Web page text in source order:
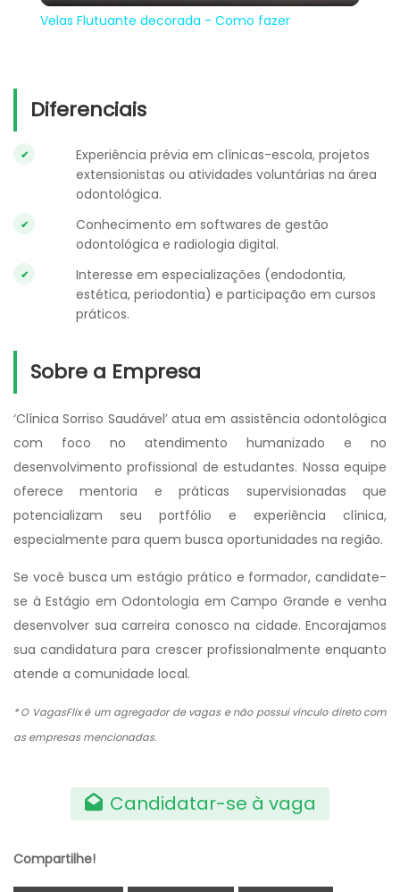
Velas Flutuante decorada - Como fazer
Diferenciais
Experiência prévia em clínicas-escola, projetos
extensionistas ou atividades voluntárias na área
odontológica.
Conhecimento em softwares de gestão
odontológica e radiologia digital.
Interesse em especializações (endodontia,
estética, periodontia) e participação em cursos
práticos.
Sobre a Empresa
‘Clínica Sorriso Saudável’ atua em assistência odontológica
com foco no atendimento humanizado e no
desenvolvimento profissional de estudantes. Nossa equipe
oferece mentoria e práticas supervisionadas que
potencializam seu portfólio e experiência clínica,
especialmente para quem busca oportunidades na região.
Se você busca um estágio prático e formador, candidate-
se à Estágio em Odontologia em Campo Grande e venha
desenvolver sua carreira conosco na cidade. Encorajamos
sua candidatura para crescer profissionalmente enquanto
atende a comunidade local.
* O VagasFlix é um agregador de vagas e não possui vínculo direto com
as empresas mencionadas.
Candidatar-se à vaga
Compartilhe!